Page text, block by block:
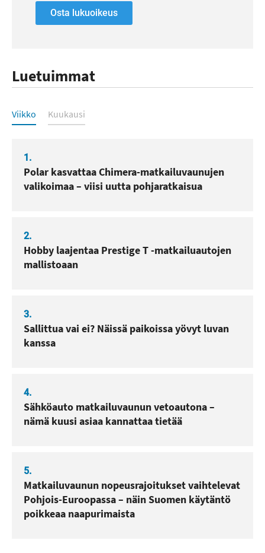
Osta lukuoikeus
Luetuimmat
Luetuimmat
Viikko Kuukausi
1.
Polar kasvattaa Chimera-matkailuvaunujen
valikoimaa – viisi uutta pohjaratkaisua
2.
Hobby laajentaa Prestige T -matkailuautojen
mallistoaan
3.
Sallittua vai ei? Näissä paikoissa yövyt luvan
kanssa
4.
Sähköauto matkailuvaunun vetoautona –
nämä kuusi asiaa kannattaa tietää
5.
Matkailuvaunun nopeusrajoitukset vaihtelevat
Pohjois-Euroopassa – näin Suomen käytäntö
poikkeaa naapurimaista